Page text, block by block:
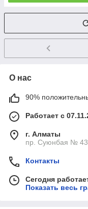
О нас
90%
Работает с
г. Алматы
пр. Суюнбая №
Контакты
Сегодня
Показать весь